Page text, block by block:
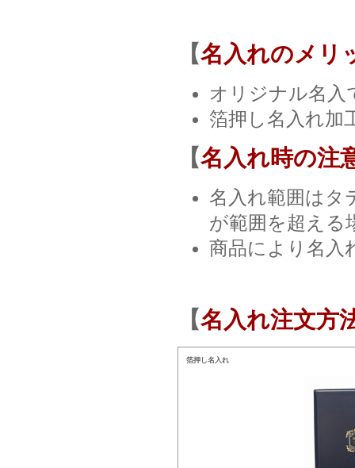
【名入れのメリ
オリジナル名入
箔押し名入れ加
【名入れ時の注
名入れ範囲はタ
が範囲を超える
商品により名入
【名入れ注文方
箔押し名入れ